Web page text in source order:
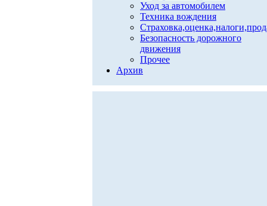
Уход за автомобилем
Техника вождения
Безопасность дорожного
движения
Прочее
Архив